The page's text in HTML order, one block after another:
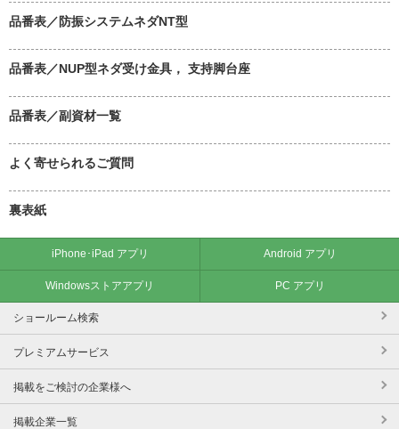
品番表／防振システムネダNT型
品番表／NUP型ネダ受け金具， 支持脚台座
品番表／副資材一覧
よく寄せられるご質問
裏表紙
iPhone･iPad アプリ Android アプリ
Windowsストアアプリ PC アプリ
ショールーム検索
プレミアムサービス
掲載をご検討の企業様へ
掲載企業一覧